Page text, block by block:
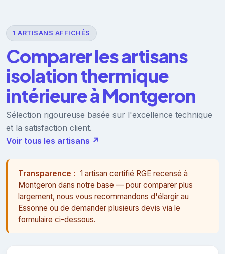
1 ARTISANS AFFICHÉS
Comparer les artisans
isolation thermique
intérieure à Montgeron
Sélection rigoureuse basée sur l'excellence technique
et la satisfaction client.
Voir tous les artisans ↗
Transparence : 1 artisan certifié RGE recensé à
Montgeron dans notre base — pour comparer plus
largement, nous vous recommandons d'élargir au
Essonne ou de demander plusieurs devis via le
formulaire ci-dessous.